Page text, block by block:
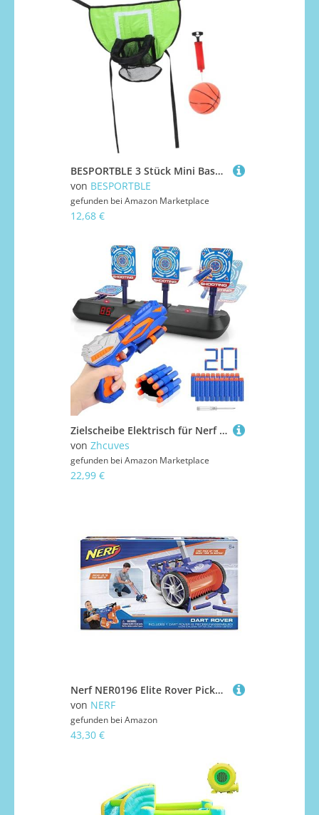
BESPORTBLE 3 Stück Mini Basketballkorb Trampolin mit Teilen Inkl Pumpe und Mini bällen Robustes Basketballnetz für Garten und Einfach zu Montieren Wetterbeständig Interaktives Spiel
von BESPORTBLE
gefunden bei Amazon Marketplace
12,68 €
Zielscheibe Elektrisch für Nerf mit Spielzeug Pistole Kinder Jungen 4 5 6 7 8 9 10 Jahre, Kinderspielzeug Blaster Toy Gun Set, 20-Dart,Schieß Spiele Geburtstag Weihnachten Geschenk für Mädchen
von Zhcuves
gefunden bei Amazon Marketplace
22,99 €
Nerf NER0196 Elite Rover Picks Up 100 Darts, Mehrfarbig, Eins, Mehrfarbig, Standardgröße
von NERF
gefunden bei Amazon
43,30 €